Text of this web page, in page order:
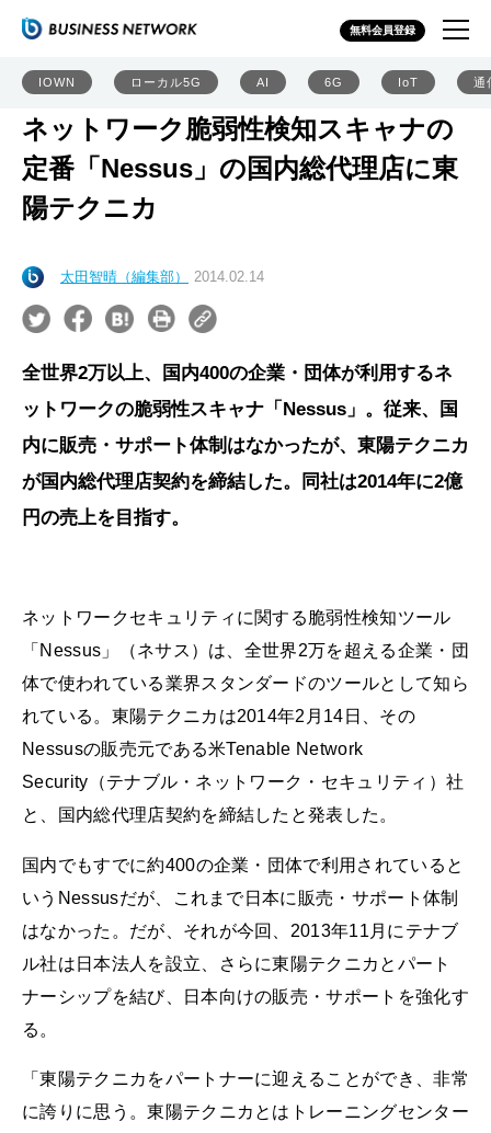
無料会員登録
IOWN ローカル5G AI 6G IoT 通
ネットワーク脆弱性検知スキャナの
定番「Nessus」の国内総代理店に東
陽テクニカ
太田智晴（編集部） 2014.02.14
全世界2万以上、国内400の企業・団体が利用するネ
ットワークの脆弱性スキャナ「Nessus」。従来、国
内に販売・サポート体制はなかったが、東陽テクニカ
が国内総代理店契約を締結した。同社は2014年に2億
円の売上を目指す。
ネットワークセキュリティに関する脆弱性検知ツール
「Nessus」（ネサス）は、全世界2万を超える企業・団
体で使われている業界スタンダードのツールとして知ら
れている。東陽テクニカは2014年2月14日、その
Nessusの販売元である米Tenable Network
Security（テナブル・ネットワーク・セキュリティ）社
と、国内総代理店契約を締結したと発表した。
国内でもすでに約400の企業・団体で利用されていると
いうNessusだが、これまで日本に販売・サポート体制
はなかった。だが、それが今回、2013年11月にテナブ
ル社は日本法人を設立、さらに東陽テクニカとパート
ナーシップを結び、日本向けの販売・サポートを強化す
る。
「東陽テクニカをパートナーに迎えることができ、非常
に誇りに思う。東陽テクニカとはトレーニングセンター